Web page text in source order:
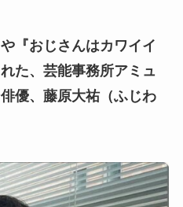
『おじさんはカワイイ
た、 芸能事務所アミュ
優、藤原大祐（ふじわ